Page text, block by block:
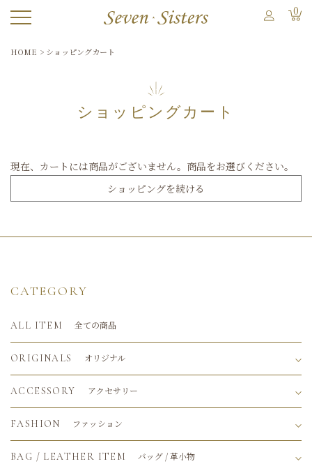
0
HOME ショッピングカート
ショッピングカート
現在、カートには商品がございません。商品をお選びください。
ショッピングを続ける
CATEGORY
ALL ITEM 全ての商品
ORIGINALS オリジナル
ACCESSORY アクセサリー
FASHION ファッション
BAG / LEATHER ITEM バッグ / 革小物